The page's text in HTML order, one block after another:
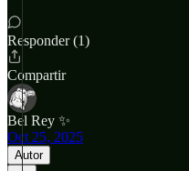
Responder (1)
Compartir
Bel Rey ✨
Oct 25, 2025
Autor